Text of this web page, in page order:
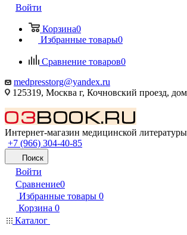
Войти
Корзина0
Избранные товары0
Сравнение товаров0
medpresstorg@yandex.ru
125319, Москва г, Кочновский проезд,
Интернет-магазин медицинской литературы
+7 (966) 304-40-85
Поиск
Войти
Сравнение0
Избранные товары 0
Корзина 0
Каталог